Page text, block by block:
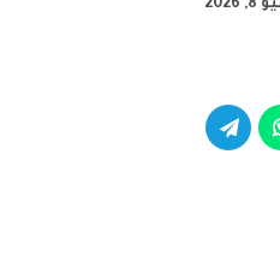
2026